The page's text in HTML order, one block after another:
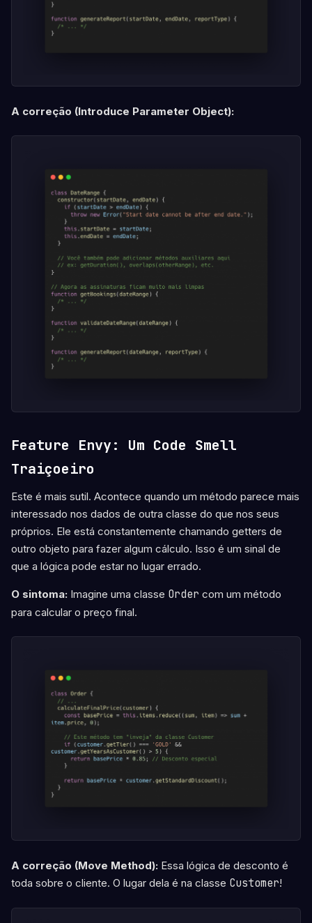
A correção (Introduce Parameter Object):
Feature Envy: Um Code Smell
Traiçoeiro
Este é mais sutil. Acontece quando um método parece mais
interessado nos dados de outra classe do que nos seus
próprios. Ele está constantemente chamando getters de
outro objeto para fazer algum cálculo. Isso é um sinal de
que a lógica pode estar no lugar errado.
O sintoma: Imagine uma classe Order com um método
para calcular o preço final.
A correção (Move Method): Essa lógica de desconto é
toda sobre o cliente. O lugar dela é na classe Customer!